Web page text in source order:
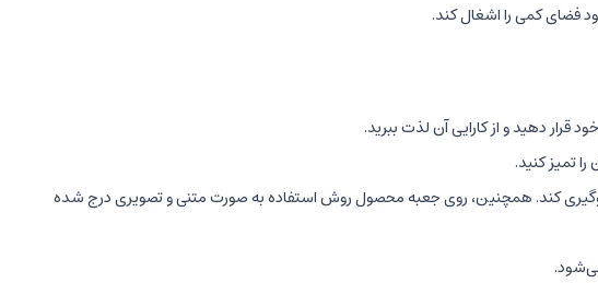
فضای کمی را اشغال کند.
دهید و از کارایی آن لذت ببرید.
تمیز کنید.
کند. همچنین، روی جعبه محصول روش استفاده به صورت متنی و تصویری درج شده